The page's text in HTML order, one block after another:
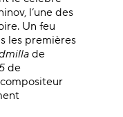
l’une des
Un feu
les premières
de
de